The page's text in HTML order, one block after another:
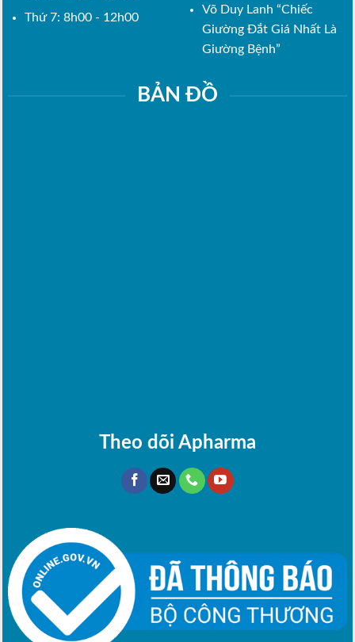
Thứ 7: 8h00 - 12h00
Võ Duy Lanh “Chiếc
Giường Đắt Giá Nhất Là
Giường Bệnh”
BẢN ĐỒ
Theo dõi Apharma